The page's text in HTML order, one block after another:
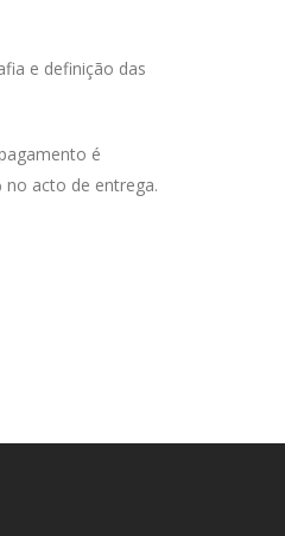
e definição das
é
acto de entrega.